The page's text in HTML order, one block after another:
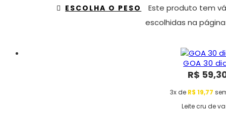
ESCOLHA O PESO
Este produto tem
escolhidas na
GOA 30
R$
3x de R$ 19,77
Leite cru de